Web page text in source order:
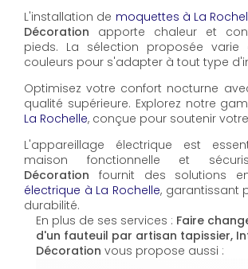
L'installation de moquettes à La
Décoration apporte chaleur et
pieds. La sélection proposée varie
couleurs pour s'adapter à tout type
Optimisez votre confort nocturne
qualité supérieure. Explorez notre
La Rochelle, conçue pour soutenir
L'appareillage électrique est
maison fonctionnelle et
Décoration fournit des solutions
électrique à La Rochelle, garantissant
durabilité.
En plus de ses services : Faire
d'un fauteuil par artisan tapissier,
Décoration vous propose aussi :